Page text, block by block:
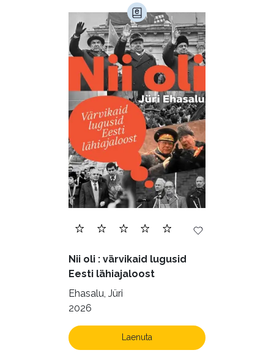
Nii oli : värvikaid lugusid
Eesti lähiajaloost
Ehasalu, Jüri
2026
Laenuta